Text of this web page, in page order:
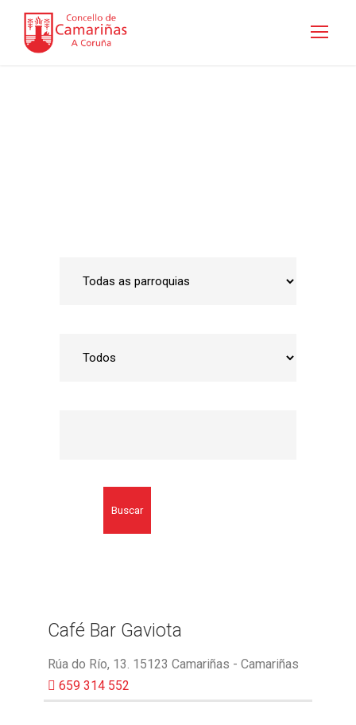
Buscar
Café Bar Gaviota
Rúa do Río, 13. 15123 Camariñas - Camariñas
659 314 552